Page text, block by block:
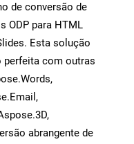
de conversão de
ODP para HTML
Esta solução
perfeita com outras
abrangente de